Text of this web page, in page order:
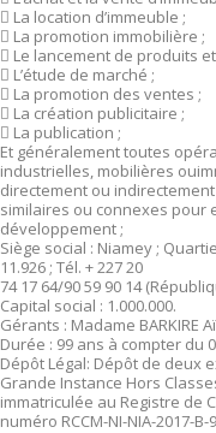
 La location d’immeuble ;
 La promotion immobilière ;
 Le lancement de produits
 L’étude de marché ;
 La promotion des ventes ;
 La création publicitaire ;
 La publication ;
Et généralement toutes
industrielles, mobilières
directement ou
similaires ou connexes pour
développement ;
Siège social : Niamey ;
11.926 ; Tél. + 227 20
74 17 64/90 59 90 14
Capital social : 1.000.000.
Gérants : Madame BARKIRE
Durée : 99 ans à compter du
Dépôt Légal: Dépôt de deux
Grande Instance Hors
immatriculée au Registre de
numéro RCCM-NI-NIA-2017-